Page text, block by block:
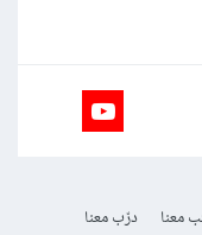
معنا
درّب معنا